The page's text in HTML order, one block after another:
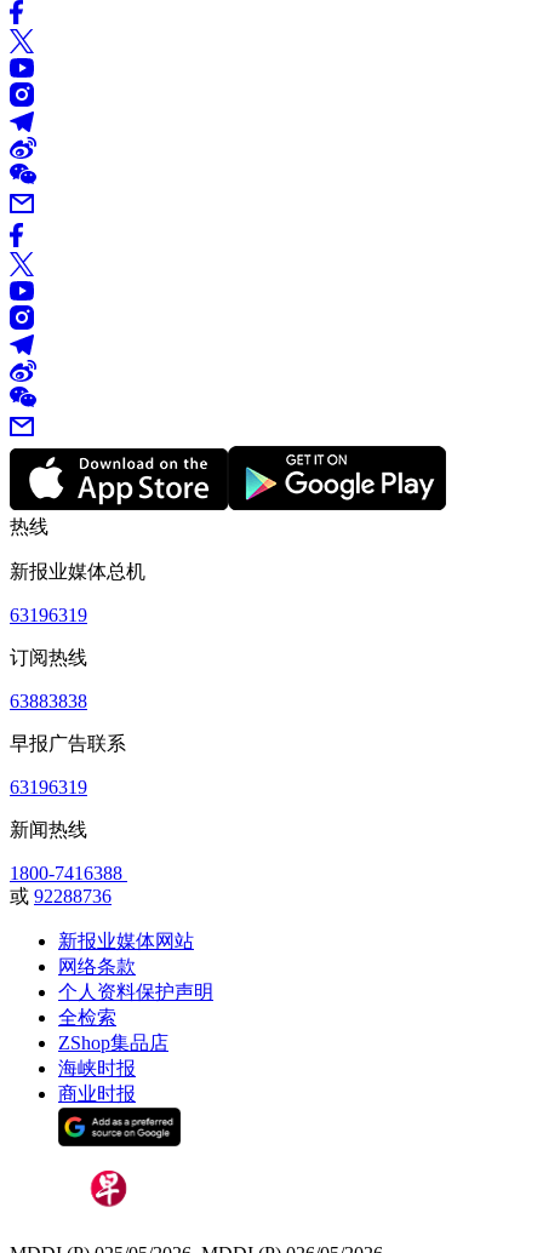
热线
新报业媒体总机
63196319
订阅热线
63883838
早报广告联系
63196319
新闻热线
1800-7416388
或 92288736
新报业媒体网站
网络条款
个人资料保护声明
全检索
ZShop集品店
海峡时报
商业时报